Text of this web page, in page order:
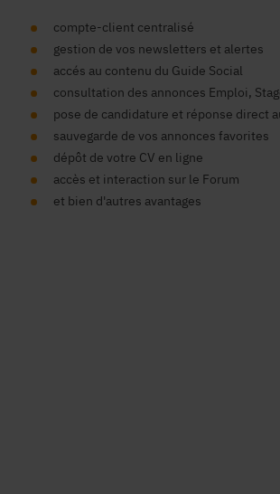
compte-client centralisé
gestion de vos newsletters et alertes
accés au contenu du Guide Social
consultation des annonces Emploi,
pose de candidature et réponse direct
sauvegarde de vos annonces favorites
dépôt de votre CV en ligne
accès et interaction sur le Forum
et bien d'autres avantages